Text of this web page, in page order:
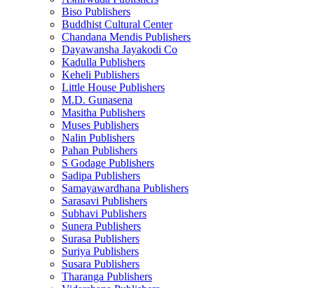
Biso Publishers
Buddhist Cultural Center
Chandana Mendis Publishers
Dayawansha Jayakodi Co
Kadulla Publishers
Keheli Publishers
Little House Publishers
M.D. Gunasena
Masitha Publishers
Muses Publishers
Nalin Publishers
Pahan Publishers
S Godage Publishers
Sadipa Publishers
Samayawardhana Publishers
Sarasavi Publishers
Subhavi Publishers
Sunera Publishers
Surasa Publishers
Suriya Publishers
Susara Publishers
Tharanga Publishers